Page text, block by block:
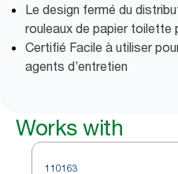
Le design fermé du
rouleaux de papier toilette
Certifié Facile à utiliser
agents d’entretien
Works with
110163